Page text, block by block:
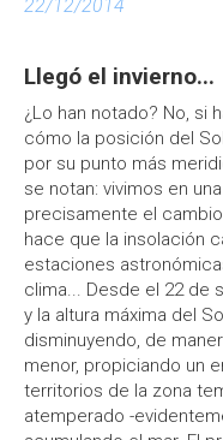
22/12/2014
Llegó el invierno...
¿Lo han notado? No, si
cómo la posición del
por su punto más
se notan: vivimos en
precisamente el
hace que la insolación
estaciones
clima... Desde el 22 de
y la altura máxima del
disminuyendo, de
menor, propiciando un
territorios de la zona
atemperado -